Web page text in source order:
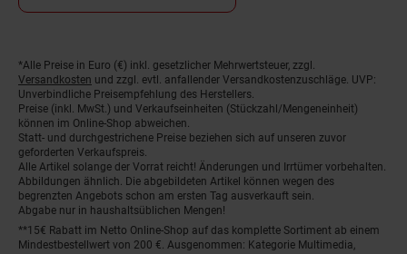
Fußnoten
*Alle Preise in Euro (€) inkl. gesetzlicher Mehrwertsteuer, zzgl.
Versandkosten und zzgl. evtl. anfallender Versandkostenzuschläge. UVP:
Unverbindliche Preisempfehlung des Herstellers.
Preise (inkl. MwSt.) und Verkaufseinheiten (Stückzahl/Mengeneinheit)
können im Online-Shop abweichen.
Statt- und durchgestrichene Preise beziehen sich auf unseren zuvor
geforderten Verkaufspreis.
Alle Artikel solange der Vorrat reicht! Änderungen und Irrtümer vorbehalten.
Abbildungen ähnlich. Die abgebildeten Artikel können wegen des
begrenzten Angebots schon am ersten Tag ausverkauft sein.
Abgabe nur in haushaltsüblichen Mengen!
**15€ Rabatt im Netto Online-Shop auf das komplette Sortiment ab einem
Mindestbestellwert von 200 €. Ausgenommen: Kategorie Multimedia,